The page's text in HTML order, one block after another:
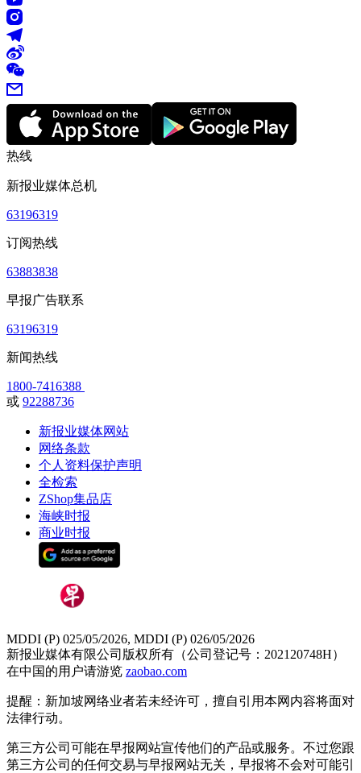
热线
新报业媒体总机
63196319
订阅热线
63883838
早报广告联系
63196319
新闻热线
1800-7416388
或 92288736
新报业媒体网站
网络条款
个人资料保护声明
全检索
ZShop集品店
海峡时报
商业时报
MDDI (P) 025/05/2026, MDDI (P) 026/05/2026
新报业媒体有限公司版权所有（公司登记号：202120748H）
在中国的用户请游览 zaobao.com
提醒：新加坡网络业者若未经许可，擅自引用本网内容将面对
法律行动。
第三方公司可能在早报网站宣传他们的产品或服务。不过您跟
第三方公司的任何交易与早报网站无关，早报将不会对可能引